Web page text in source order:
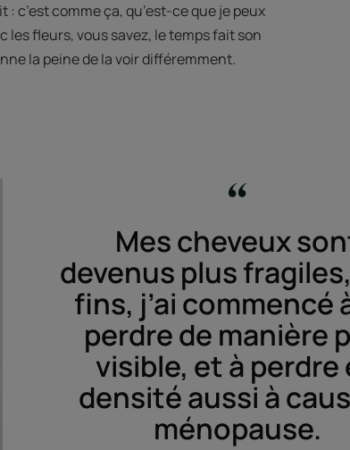
c’est comme ça, qu’est-ce que je peux
les fleurs, vous savez, le temps fait son
la peine de la voir différemment.
Mes cheveux
devenus plus
fins, j’ai commencé
perdre de manière
visible, et à perdre
densité aussi à
ménopause.